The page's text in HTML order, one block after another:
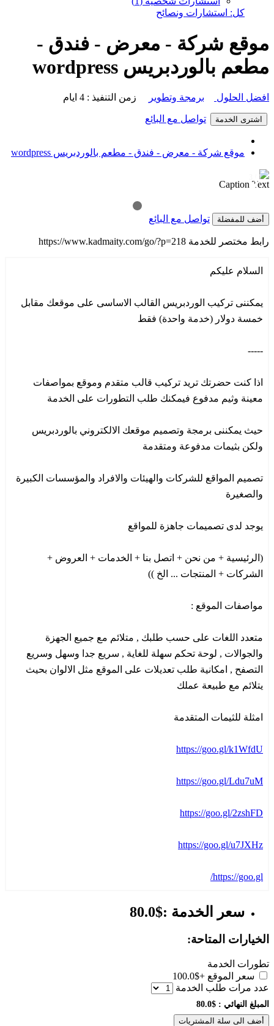
كل: استشارات ونصائح
موقع شركة - معرض - فندق -
مطعم بالوردبريس wordpress
افضل الحلول برمجة وتطوير زمن التنفيذ : 4 ايام
اشترى الخدمة تواصل مع البائع
موقع شركة - معرض - فندق - مطعم بالوردبريس wordpress
1 / 3
Caption Text
❮
أضف للمفضلة تواصل مع البائع
رابط مختصر للخدمة https://www.kadmaity.com/go/?p=218
السلام عليكم
يمكننى تركيب الوردبريس القالب الاساسى على موقعك مقابل
خمسة دولار (خدمة واحدة) فقط
-----
اذا كنت حضرتك تريد تركيب قالب متقدم وموقع بمواصفات
معينة وثيم مدفوع فيمكنك طلب التطورات على الخدمة
حيث يمكننى برمجة وتصميم موقعك الالكتروني بالوردبريس
ولكن بثيمات مدفوعة ومتقدمة
تصميم المواقع للشركات والهيئات والافراد والمؤسسات الكبيرة
والصغيرة
يوجد لدى تصميمات جاهزة للمواقع
(الرئيسية + من نحن + اتصل بنا + الخدمات + العروض +
الشركات + المنتجات ... الخ ))
مواصفات الموقع :
متعدد اللغات على حسب طلبك , متلائم مع جميع الجهزة
والجوالات , لوحة تحكم سهلة للغاية , سريع جدا وسهل وسريع
التصفح , امكانية طلب تعديلات على الموقع مثل الالوان بحيث
يتلائم مع طبيعة عملك
امثلة للثيمات المتقدمة
https://goo.gl/k1WfdU
https://goo.gl/Ldu7uM
https://goo.gl/2zshFD
https://goo.gl/u7JXHz
https://goo.gl/
سعر الخدمة :$80.0
الخيارات المتاحة:
تطورات الخدمة
سعر الموقع +$100.0
عدد مرات طلب الخدمة
المبلغ النهائي : $80.0
أضف الى سلة المشتريات